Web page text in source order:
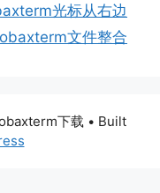
光标从右边
文件整合
下载 • Built